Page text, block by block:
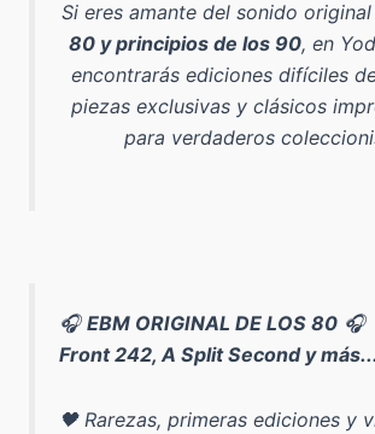
Si eres amante del sonido
80 y principios de los 90, en
encontrarás ediciones difíciles
piezas exclusivas y clásicos
para verdaderos
🎧EBM ORIGINAL DE LOS 80 🎧
Front 242, A Split Second y más...
🖤 Rarezas, primeras ediciones y